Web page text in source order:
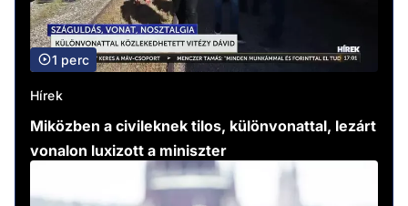
1 perc
Hírek
Miközben a civileknek tilos, különvonattal, lezárt
vonalon luxizott a miniszter